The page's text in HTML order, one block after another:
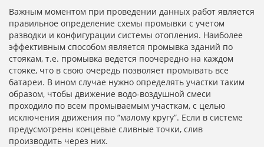
Важным моментом при проведении данных работ является
правильное определение схемы промывки с учетом
разводки и конфигурации системы отопления. Наиболее
эффективным способом является промывка зданий по
стоякам, т.е. промывка ведется поочередно на каждом
стояке, что в свою очередь позволяет промывать все
батареи. В ином случае нужно определять участки таким
образом, чтобы движение водо-воздушной смеси
проходило по всем промываемым участкам, с целью
исключения движения по “малому кругу”. Если в системе
предусмотрены концевые сливные точки, слив
производить через них.